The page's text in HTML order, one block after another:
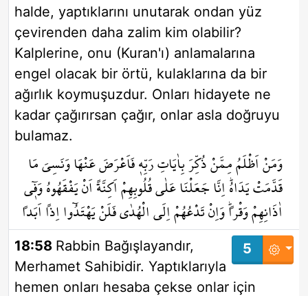
halde, yaptıklarını unutarak ondan yüz
çevirenden daha zalim kim olabilir?
Kalplerine, onu (Kuran'ı) anlamalarına
engel olacak bir örtü, kulaklarına da bir
ağırlık koymuşuzdur. Onları hidayete ne
kadar çağırırsan çağır, onlar asla doğruyu
bulamaz.
وَمَنْ اَظْلَمُ مِمَّنْ ذُكِّرَ بِاٰيَاتِ رَبِّه۪ فَاَعْرَضَ عَنْهَا وَنَسِيَ مَا
قَدَّمَتْ يَدَاهُۜ اِنَّا جَعَلْنَا عَلٰى قُلُوبِهِمْ اَكِنَّةً اَنْ يَفْقَهُوهُ وَف۪ٓي
اٰذَانِهِمْ وَقْراًۜ وَاِنْ تَدْعُهُمْ اِلَى الْهُدٰى فَلَنْ يَهْتَدُٓوا اِذاً اَبَداً
5
18:58 Rabbin Bağışlayandır,
Merhamet Sahibidir. Yaptıklarıyla
hemen onları hesaba çekse onlar için